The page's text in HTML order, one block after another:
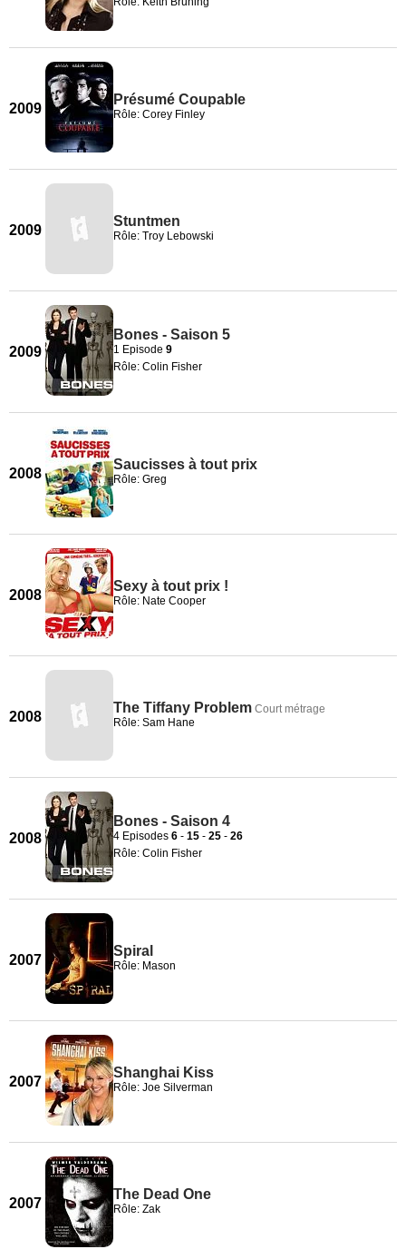
2009
Présumé Coupable
Rôle: Corey Finley
2009
Stuntmen
Rôle: Troy Lebowski
2009
Bones - Saison 5
1 Episode 9
Rôle: Colin Fisher
2008
Saucisses à tout prix
Rôle: Greg
2008
Sexy à tout prix !
Rôle: Nate Cooper
2008
The Tiffany Problem Court métrage
Rôle: Sam Hane
2008
Bones - Saison 4
4 Episodes 6 - 15 - 25 - 26
Rôle: Colin Fisher
2007
Spiral
Rôle: Mason
2007
Shanghai Kiss
Rôle: Joe Silverman
2007
The Dead One
Rôle: Zak